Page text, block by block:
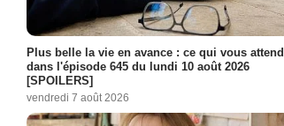
Plus belle la vie en avance : ce qui vous attend
dans l'épisode 645 du lundi 10 août 2026
[SPOILERS]
vendredi 7 août 2026